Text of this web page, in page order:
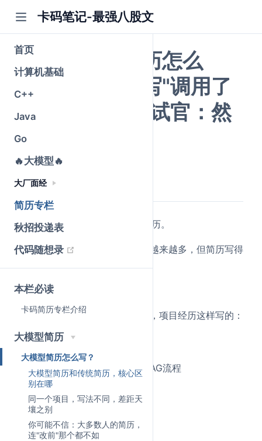
卡码笔记-最强八股文
首页
计算机基础
C++
Java
Go
🔥大模型🔥
大厂面经
简历专栏
秋招投递表
代码随想录
(opens new window)
本栏必读
卡码简历专栏介绍
大模型简历
大模型简历怎么写？
大模型简历和传统简历，核心区
别在哪
同一个项目，写法不同，差距天
壤之别
你可能不信：大多数人的简历，
连"改前"那个都不如
大模型方向简历怎么
写？项目经历写"调用了
GPT API"，面试官：然
后呢？
2026-04-21
我在知识星球 (opens new window)
里每天看大量简历。
从去年开始，投大模型方向的人越来越多，但简历写得
对的一个没有。
不是夸张，是真没有。
前两天一个录友把简历发给我看，项目经历这样写的：
基于大模型的智能问答系统
使用LangChain框架搭建RAG流程
调用OpenAI GPT-4 API
使用Milvus存储向量
实现了文档解析和智能问答